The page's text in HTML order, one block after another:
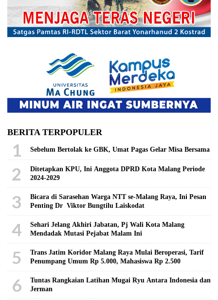
BERITA TERPOPULER
1 Sebelum Bertolak ke GBK, Umat Pagas Gelar Misa Bersama
2
Ditetapkan KPU, Ini Anggota DPRD Kota Malang Periode
2024-2029
3
Bicara di Sarasehan Warga NTT se-Malang Raya, Ini Pesan
Penting Dr Viktor Bungtilu Laiskodat
4
Sehari Jelang Akhiri Jabatan, Pj Wali Kota Malang
Mendadak Mutasi Pejabat Malam Ini
5
Trans Jatim Koridor Malang Raya Mulai Beroperasi, Tarif
Penumpang Umum Rp 5.000, Mahasiswa Rp 2.500
6
Tuntas Rangkaian Latihan Mugai Ryu Antara Indonesia dan
Jerman